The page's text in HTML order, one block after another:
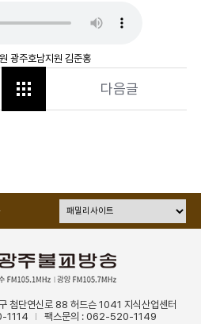
광주호남지원 김준홍
다음글
첨단연신로 88 허드슨 1041 지식산업센터
1114 팩스문의 : 062-520-1149